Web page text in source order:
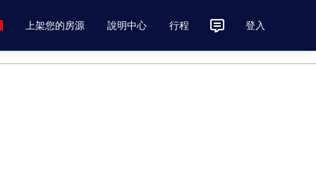
上架您的房源 說明中心 行程 登入